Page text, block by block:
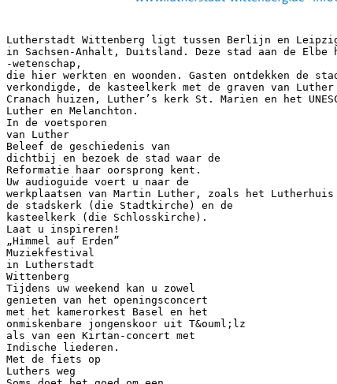
Lutherstadt Wittenberg ligt tussen Berlijn en Leipzig
in Sachsen-Anhalt, Duitsland. Deze stad aan de
-wetenschap,
die hier werkten en woonden. Gasten ontdekken de
verkondigde, de kasteelkerk met de graven van
Cranach huizen, Luther’s kerk St. Marien en het
Luther en Melanchton.
In de voetsporen
van Luther
Beleef de geschiedenis van
dichtbij en bezoek de stad waar de
Reformatie haar oorsprong kent.
Uw audioguide voert u naar de
werkplaatsen van Martin Luther, zoals het Lutherhuis
de stadskerk (die Stadtkirche) en de
kasteelkerk (die Schlosskirche).
Laat u inspireren!
„Himmel auf Erden”
Muziekfestival
in Lutherstadt
Wittenberg
Tijdens uw weekend kan u zowel
genieten van het openingsconcert
met het kamerorkest Basel en het
onmiskenbare jongenskoor uit T&ouml;lz
als van een Kirtan-concert met
Indische liederen.
Met de fiets op
Luthers weg